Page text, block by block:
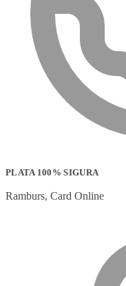
PLATA 100% SIGURA
Ramburs, Card Online